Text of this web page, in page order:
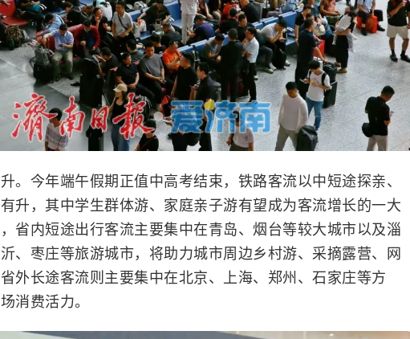
今年端午假期正值中高考结束，铁路客流以中短途探亲、
升，其中学生群体游、家庭亲子游有望成为客流增长的一大
省内短途出行客流主要集中在青岛、烟台等较大城市以及淄
、枣庄等旅游城市，将助力城市周边乡村游、采摘露营、网
外长途客流则主要集中在北京、上海、郑州、石家庄等方
消费活力。